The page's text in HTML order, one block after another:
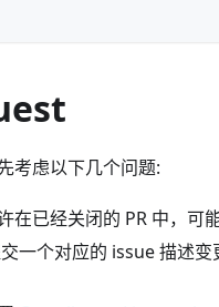
考虑以下几个问题:
在已经关闭的 PR 中，可
一个对应的 issue 描述